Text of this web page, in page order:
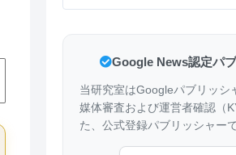
Google News認定パ
当研究室はGoogleパブリッシ
媒体審査および運営者確認（
た、公式登録パブリッシャーで